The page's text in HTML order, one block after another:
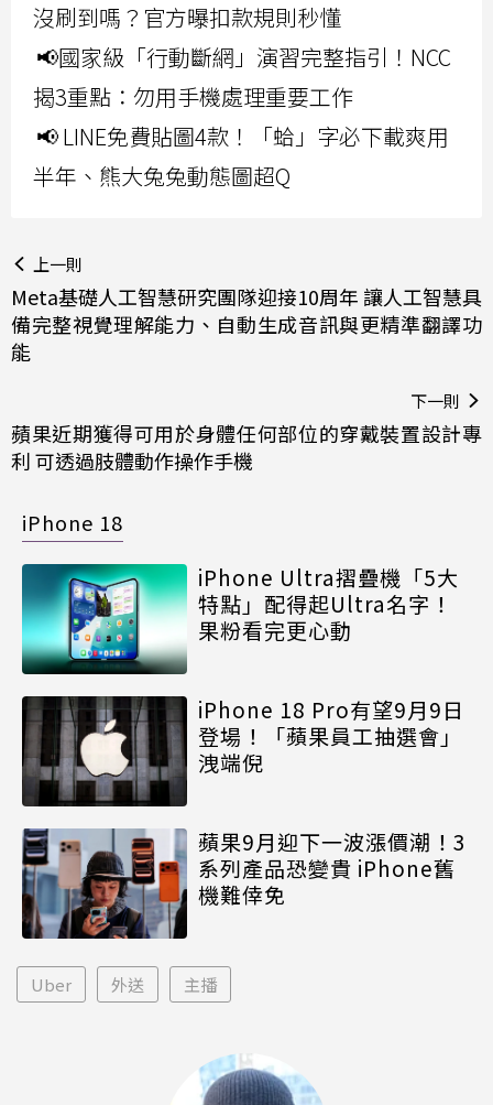
沒刷到嗎？官方曝扣款規則秒懂
📢國家級「行動斷網」演習完整指引！NCC
揭3重點：勿用手機處理重要工作
📢 LINE免費貼圖4款！「蛤」字必下載爽用
半年、熊大兔兔動態圖超Q
上一則
Meta基礎人工智慧研究團隊迎接10周年 讓人工智慧具
備完整視覺理解能力、自動生成音訊與更精準翻譯功
能
下一則
蘋果近期獲得可用於身體任何部位的穿戴裝置設計專
利 可透過肢體動作操作手機
iPhone 18
iPhone Ultra摺疊機「5大
特點」配得起Ultra名字！
果粉看完更心動
iPhone 18 Pro有望9月9日
登場！「蘋果員工抽選會」
洩端倪
蘋果9月迎下一波漲價潮！3
系列產品恐變貴 iPhone舊
機難倖免
Uber 外送 主播